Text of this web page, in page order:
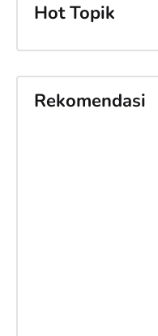
Hot Topik
Rekomendasi